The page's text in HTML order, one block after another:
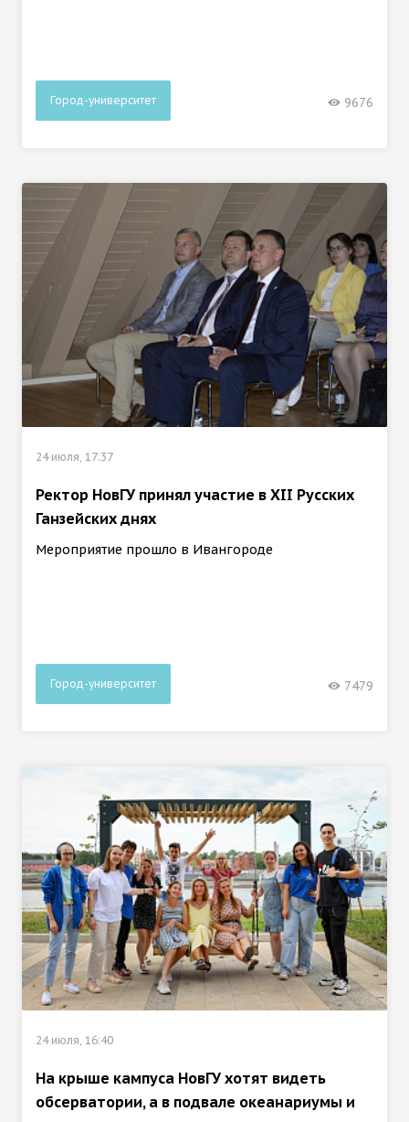
Город-университет 9676
24 июля, 17:37
Ректор НовГУ принял участие в ХII Русских
Ганзейских днях
Мероприятие прошло в Ивангороде
Город-университет 7479
24 июля, 16:40
На крыше кампуса НовГУ хотят видеть
обсерватории, а в подвале океанариумы и